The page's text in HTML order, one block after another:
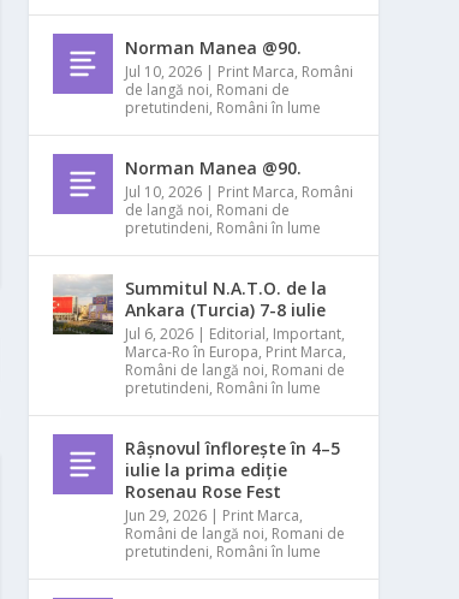
Norman Manea @90.
Jul 10, 2026 | Print Marca, Români
de langă noi, Romani de
pretutindeni, Români în lume
Norman Manea @90.
Jul 10, 2026 | Print Marca, Români
de langă noi, Romani de
pretutindeni, Români în lume
Summitul N.A.T.O. de la
Ankara (Turcia) 7-8 iulie
Jul 6, 2026 | Editorial, Important,
Marca-Ro în Europa, Print Marca,
Români de langă noi, Romani de
pretutindeni, Români în lume
Râșnovul înflorește în 4–5
iulie la prima ediție
Rosenau Rose Fest
Jun 29, 2026 | Print Marca,
Români de langă noi, Romani de
pretutindeni, Români în lume